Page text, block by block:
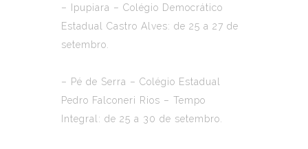
– Ipupiara – Colégio Democrático
Estadual Castro Alves: de 25 a 27 de
setembro.
– Pé de Serra – Colégio Estadual
Pedro Falconeri Rios – Tempo
Integral: de 25 a 30 de setembro.